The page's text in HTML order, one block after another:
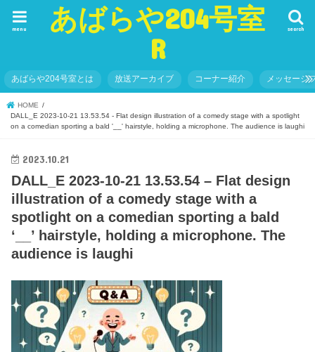
あばらや204号室
R
search
menu
あばらや204号室とは 放送アーカイブ コーナー紹介 メッセージ
HOME
DALL_E 2023-10-21 13.53.54 - Flat design illustration of a comedy stage with a spotlight
on a comedian sporting a bald '__' hairstyle, holding a microphone. The audience is laughi
2023.10.21
DALL_E 2023-10-21 13.53.54 – Flat design
illustration of a comedy stage with a
spotlight on a comedian sporting a bald
‘__’ hairstyle, holding a microphone. The
audience is laughi